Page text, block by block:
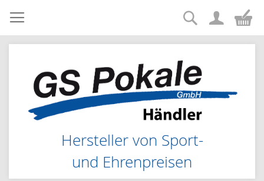
Zum
Inhalt
springen
Hersteller von Sport-
und Ehrenpreisen
Suche